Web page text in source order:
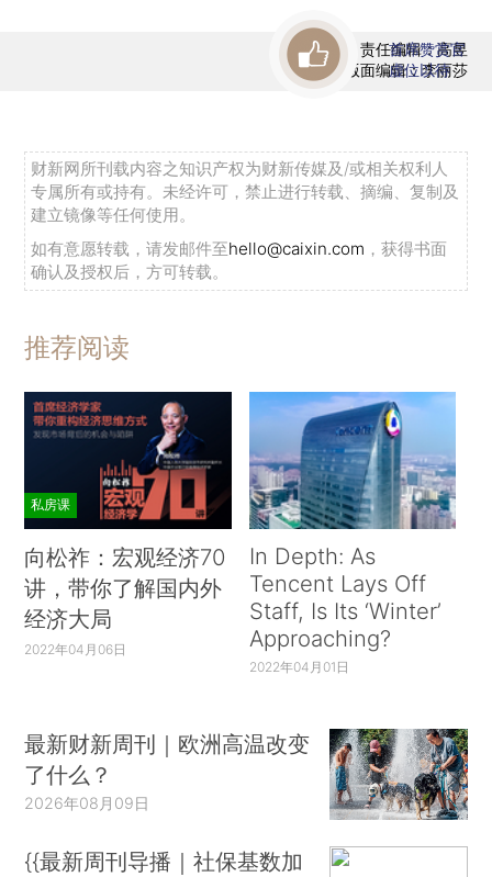
责任编辑：高昱
版面编辑：李丽莎
首席赞赏官
虚位以待
财新网所刊载内容之知识产权为财新传媒及/或相关权利人
专属所有或持有。未经许可，禁止进行转载、摘编、复制及
建立镜像等任何使用。
如有意愿转载，请发邮件至hello@caixin.com ，获得书面
确认及授权后，方可转载。
推荐阅读
私房课
向松祚：宏观经济70
讲，带你了解国内外
经济大局
2022年04月06日
In Depth: As
Tencent Lays Off
Staff, Is Its ‘Winter’
Approaching?
2022年04月01日
最新财新周刊｜欧洲高温改变
了什么？
2026年08月09日
{{最新周刊导播｜社保基数加